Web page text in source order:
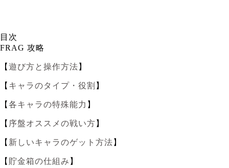
目次
FRAG 攻略
【 遊び方と操作方法 】
【 キャラのタイプ・役割 】
【 各キャラの特殊能力 】
【 序盤オススメの戦い方 】
【 新しいキャラのゲット方法 】
【 貯金箱の仕組み 】